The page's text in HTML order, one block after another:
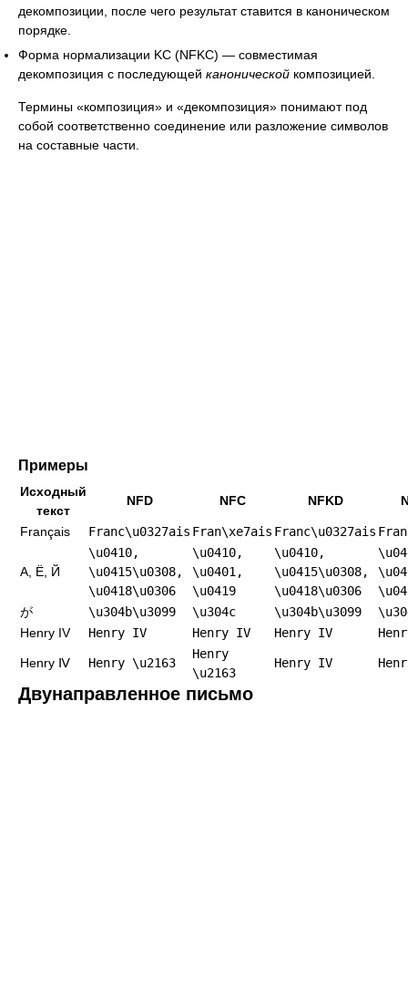
декомпозиции, после чего результат ставится в каноническом
порядке.
Форма нормализации KC (NFKC) — совместимая
декомпозиция с последующей канонической композицией.
Термины «композиция» и «декомпозиция» понимают под
собой соответственно соединение или разложение символов
на составные части.
Примеры
Исходный
текст
NFD NFC NFKD
Français Franc\u0327ais Fran\xe7ais Franc\u0327ais
А, Ё, Й
\u0410,
\u0415\u0308,
\u0418\u0306
\u0410,
\u0401,
\u0419
\u0410,
\u0415\u0308,
\u0418\u0306
が
\u304b\u3099 \u304c \u304b\u3099
Henry IV
Henry IV Henry IV Henry IV
Henry Ⅳ Henry \u2163
Henry
\u2163
Henry IV
Двунаправленное письмо